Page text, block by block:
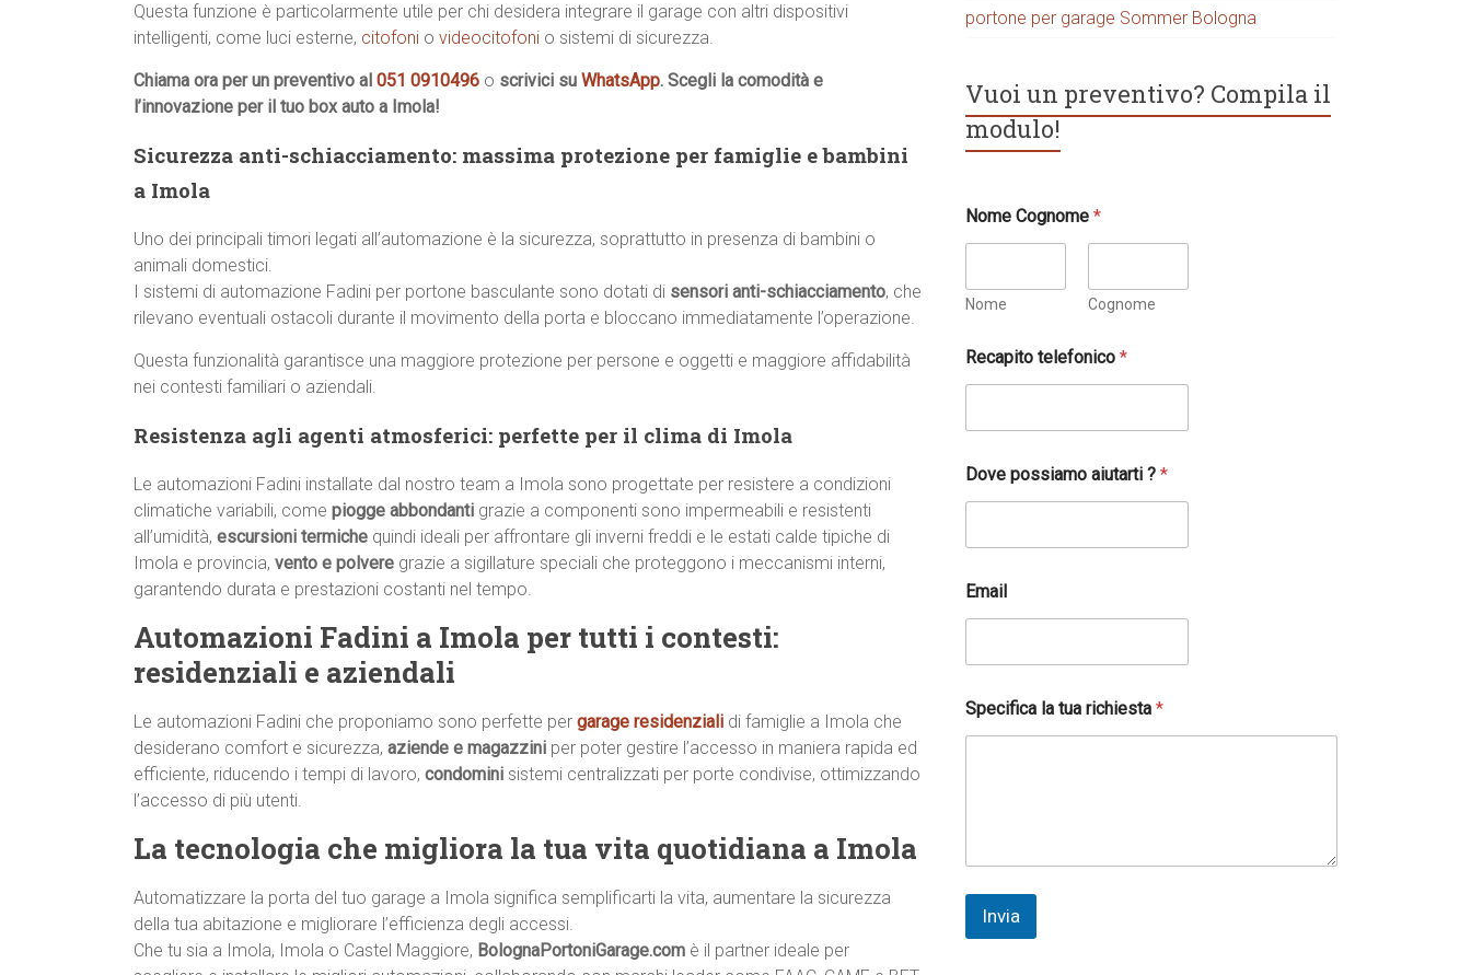
Questa funzione è particolarmente utile per chi desidera integrare il garage con altri dispositivi
intelligenti, come luci esterne, citofoni o videocitofoni o sistemi di sicurezza.
Chiama ora per un preventivo al 051 0910496 o scrivici su WhatsApp. Scegli la comodità e
l’innovazione per il tuo box auto a Imola!
Sicurezza anti-schiacciamento: massima protezione per famiglie e bambini
a Imola
Uno dei principali timori legati all’automazione è la sicurezza, soprattutto in presenza di bambini o
animali domestici.
I sistemi di automazione Fadini per portone basculante sono dotati di sensori anti-schiacciamento, che
rilevano eventuali ostacoli durante il movimento della porta e bloccano immediatamente l’operazione.
Questa funzionalità garantisce una maggiore protezione per persone e oggetti e maggiore affidabilità
nei contesti familiari o aziendali.
Resistenza agli agenti atmosferici: perfette per il clima di Imola
Le automazioni Fadini installate dal nostro team a Imola sono progettate per resistere a condizioni
climatiche variabili, come piogge abbondanti grazie a componenti sono impermeabili e resistenti
all’umidità, escursioni termiche quindi ideali per affrontare gli inverni freddi e le estati calde tipiche di
Imola e provincia, vento e polvere grazie a sigillature speciali che proteggono i meccanismi interni,
garantendo durata e prestazioni costanti nel tempo.
Automazioni Fadini a Imola per tutti i contesti:
residenziali e aziendali
Le automazioni Fadini che proponiamo sono perfette per garage residenziali di famiglie a Imola che
desiderano comfort e sicurezza, aziende e magazzini per poter gestire l’accesso in maniera rapida ed
efficiente, riducendo i tempi di lavoro, condomini sistemi centralizzati per porte condivise, ottimizzando
l’accesso di più utenti.
La tecnologia che migliora la tua vita quotidiana a Imola
Automatizzare la porta del tuo garage a Imola significa semplificarti la vita, aumentare la sicurezza
della tua abitazione e migliorare l’efficienza degli accessi.
Che tu sia a Imola, Imola o Castel Maggiore, BolognaPortoniGarage.com è il partner ideale per
portone per garage Sommer Bologna
Vuoi un preventivo? Compila il
modulo!
o
g
o
m
*
Nome Cognome*
Nome Cognome
Recapito telefonico*
Dove possiamo aiutarti ?*
Email
Specifica la tua richiesta*
Invia